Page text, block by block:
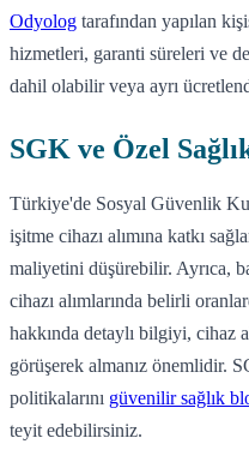
Odyolog tarafından yapılan
hizmetleri, garanti süreleri ve
dahil olabilir veya ayrı
SGK ve Özel
Türkiye'de Sosyal Güvenlik
işitme cihazı alımına katkı
maliyetini düşürebilir. Ayrıca,
cihazı alımlarında belirli
hakkında detaylı bilgiyi, cihaz
görüşerek almanız önemlidir.
politikalarını güvenilir sağlık
teyit edebilirsiniz.